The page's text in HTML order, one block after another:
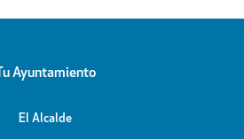
Tu Ayuntamiento
El Alcalde